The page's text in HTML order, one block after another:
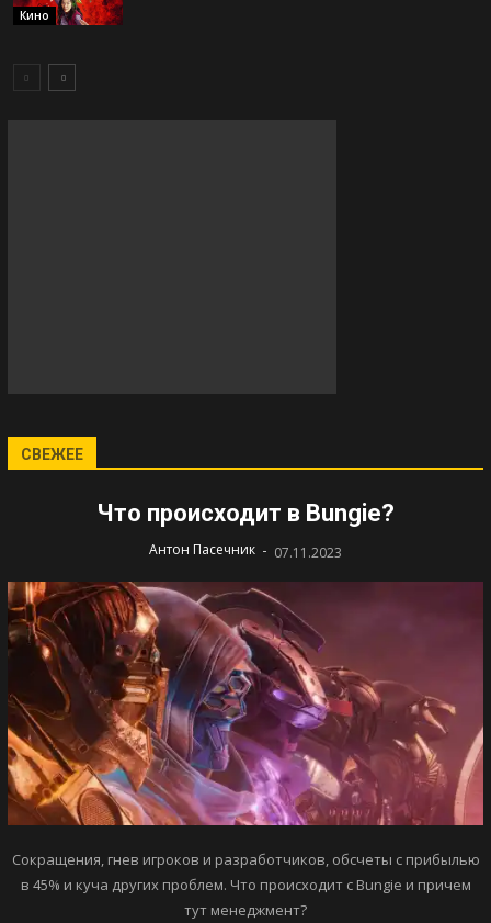
Кино
СВЕЖЕЕ
Что происходит в Bungie?
Антон Пасечник - 07.11.2023
Сокращения, гнев игроков и разработчиков, обсчеты с прибылью
в 45% и куча других проблем. Что происходит с Bungie и причем
тут менеджмент?